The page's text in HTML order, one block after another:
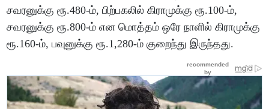
சவரனுக்கு ரூ.480-ம், பிற்பகலில் கிராமுக்கு ரூ.100-ம்,
சவரனுக்கு ரூ.800-ம் என மொத்தம் ஒரே நாளில் கிராமுக்கு
ரூ.160-ம், பவுனுக்கு ரூ.1,280-ம் குறைந்து இருந்தது.